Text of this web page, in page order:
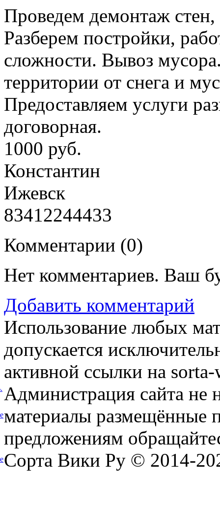
Проведем демонтаж стен,
Разберем постройки,
сложности. Вывоз
территории от снега и
Предоставляем услуги
договорная.
1000 руб.
Константин
Ижевск
83412244433
Комментарии (0)
Нет комментариев. Ваш
Добавить комментарий
Использование любых
допускается
активной ссылки на
Администрация сайта не
материалы размещённые
предложениям
Сорта Вики Ру © 2014-